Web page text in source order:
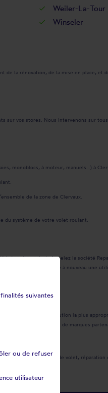
Weiler-La-Tour
Winseler
de la rénovation, de la mise en place, et
sur vos stores. Nous intervenons sur
monoblocs, à moteur, manuels…) à
de la zone de Clervaux.
du système de votre volet roulant.
du volet roulant. Appelez la société
pièce et permettre à nouveau une
afin de choisir la solution la plus
un moteur venant de marques
: remplacement de volet, réparation
suivantes
ou de refuser
utilisateur